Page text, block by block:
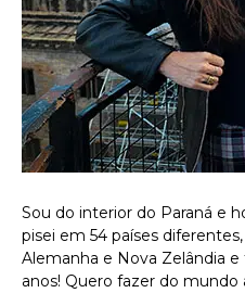
Sou do interior do Paraná e
pisei em 54 países
Alemanha e Nova Zelândia
anos! Quero fazer do